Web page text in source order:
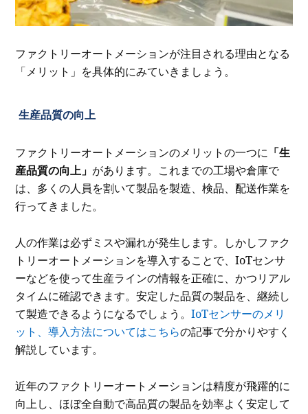
ファクトリーオートメーションが注目される理由となる
「メリット」を具体的にみていきましょう。
生産品質の向上
ファクトリーオートメーションのメリットの一つに 「生
産品質の向上」 があります。これまでの工場や倉庫で
は、多くの人員を割いて製品を製造、検品、配送作業を
行ってきました。
人の作業は必ずミスや漏れが発生します。しかしファク
トリーオートメーションを導入することで、IoTセンサ
ーなどを使って生産ラインの情報を正確に、かつリアル
タイムに確認できます。安定した品質の製品を、継続し
て製造できるようになるでしょう。IoTセンサーのメリ
ット、導入方法についてはこちらの記事で分かりやすく
解説しています。
近年のファクトリーオートメーションは精度が飛躍的に
向上し、ほぼ全自動で高品質の製品を効率よく安定して